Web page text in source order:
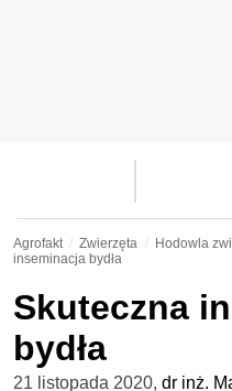
Agrofakt Zwierzęta Hodowla
inseminacja bydła
Skuteczna
bydła
21 listopada 2020, dr inż.